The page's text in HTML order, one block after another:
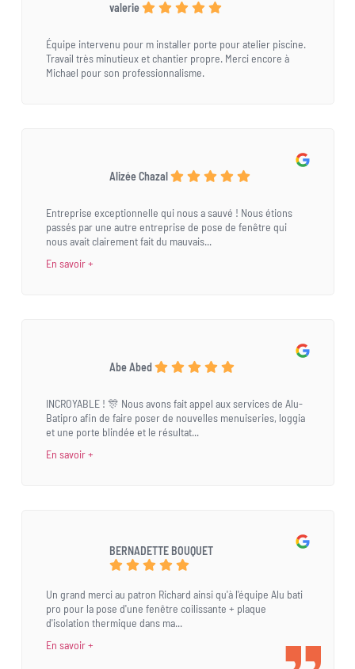
valerie
Équipe intervenu pour m installer porte pour atelier piscine.
Travail très minutieux et chantier propre. Merci encore à
Michael pour son professionnalisme.
Alizée Chazal
Entreprise exceptionnelle qui nous a sauvé ! Nous étions
passés par une autre entreprise de pose de fenêtre qui
nous avait clairement fait du mauvais...
En savoir +
Abe Abed
INCROYABLE ! 🎊 Nous avons fait appel aux services de Alu-
Batipro afin de faire poser de nouvelles menuiseries, loggia
et une porte blindée et le résultat...
En savoir +
BERNADETTE BOUQUET
Un grand merci au patron Richard ainsi qu'à l'équipe Alu bati
pro pour la pose d'une fenêtre coilissante + plaque
d'isolation thermique dans ma...
En savoir +